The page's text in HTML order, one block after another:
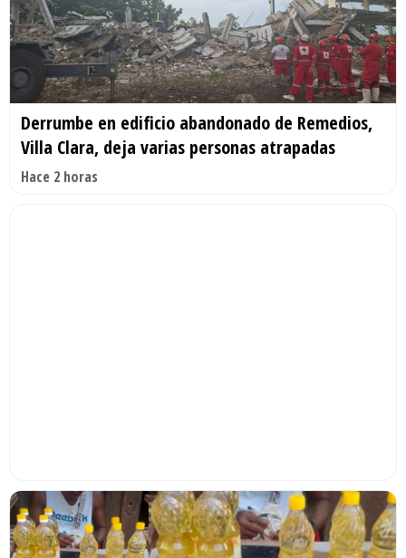
Derrumbe en edificio abandonado de Remedios,
Villa Clara, deja varias personas atrapadas
Hace 2 horas